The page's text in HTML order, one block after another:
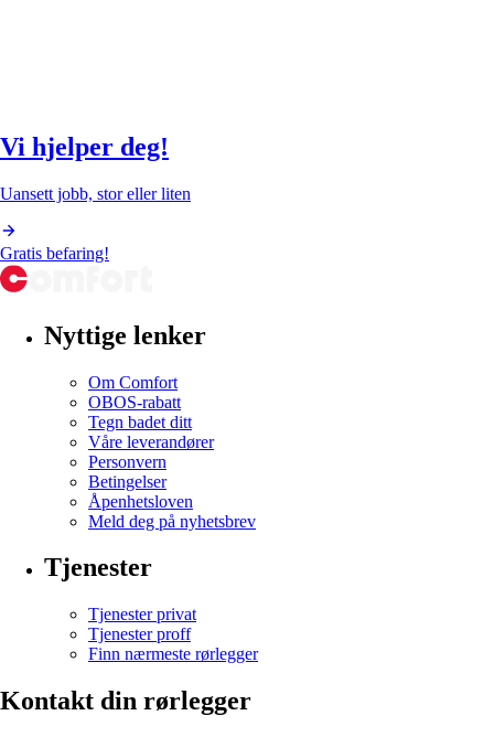
Vi hjelper deg!
Uansett jobb, stor eller liten
Gratis befaring!
Nyttige lenker
Om Comfort
OBOS-rabatt
Tegn badet ditt
Våre leverandører
Personvern
Betingelser
Åpenhetsloven
Meld deg på nyhetsbrev
Tjenester
Tjenester privat
Tjenester proff
Finn nærmeste rørlegger
Kontakt din rørlegger